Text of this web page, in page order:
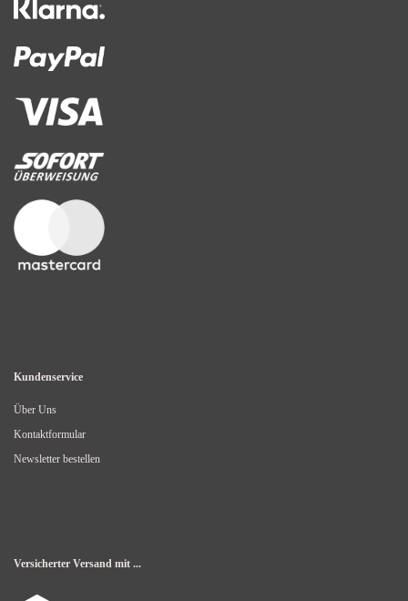
Kundenservice
Über Uns
Kontaktformular
Newsletter bestellen
Versicherter Versand mit ...